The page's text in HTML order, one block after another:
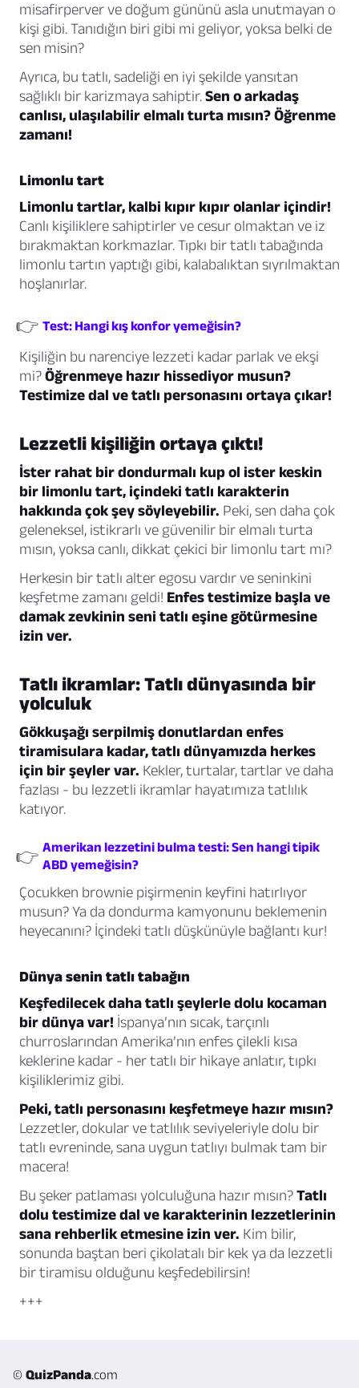
misafirperver ve doğum gününü asla unutmayan o
kişi gibi. Tanıdığın biri gibi mi geliyor, yoksa belki de
sen misin?
Ayrıca, bu tatlı, sadeliği en iyi şekilde yansıtan
sağlıklı bir karizmaya sahiptir.Sen o arkadaş
canlısı, ulaşılabilir elmalı turta mısın? Öğrenme
zamanı!
Limonlu tart
Limonlu tartlar, kalbi kıpır kıpır olanlar içindir!
Canlı kişiliklere sahiptirler ve cesur olmaktan ve iz
bırakmaktan korkmazlar. Tıpkı bir tatlı tabağında
limonlu tartın yaptığı gibi, kalabalıktan sıyrılmaktan
hoşlanırlar.
👉 Test: Hangi kış konfor yemeğisin?
Kişiliğin bu narenciye lezzeti kadar parlak ve ekşi
mi?Öğrenmeye hazır hissediyor musun?
Testimize dal ve tatlı personasını ortaya çıkar!
Lezzetli kişiliğin ortaya çıktı!
İster rahat bir dondurmalı kup ol ister keskin
bir limonlu tart, içindeki tatlı karakterin
hakkında çok şey söyleyebilir. Peki, sen daha çok
geleneksel, istikrarlı ve güvenilir bir elmalı turta
mısın, yoksa canlı, dikkat çekici bir limonlu tart mı?
Herkesin bir tatlı alter egosu vardır ve seninkini
keşfetme zamanı geldi! Enfes testimize başla ve
damak zevkinin seni tatlı eşine götürmesine
izin ver.
Tatlı ikramlar: Tatlı dünyasında bir
yolculuk
Gökkuşağı serpilmiş donutlardan enfes
tiramisulara kadar, tatlı dünyamızda herkes
için bir şeyler var. Kekler, turtalar, tartlar ve daha
fazlası - bu lezzetli ikramlar hayatımıza tatlılık
katıyor.
👉 Amerikan lezzetini bulma testi: Sen hangi tipik
ABD yemeğisin?
Çocukken brownie pişirmenin keyfini hatırlıyor
musun? Ya da dondurma kamyonunu beklemenin
heyecanını? İçindeki tatlı düşkünüyle bağlantı kur!
Dünya senin tatlı tabağın
Keşfedilecek daha tatlı şeylerle dolu kocaman
bir dünya var! İspanya’nın sıcak, tarçınlı
churroslarından Amerika’nın enfes çilekli kısa
keklerine kadar - her tatlı bir hikaye anlatır, tıpkı
kişiliklerimiz gibi.
Peki, tatlı personasını keşfetmeye hazır mısın?
Lezzetler, dokular ve tatlılık seviyeleriyle dolu bir
tatlı evreninde, sana uygun tatlıyı bulmak tam bir
macera!
Bu şeker patlaması yolculuğuna hazır mısın?Tatlı
dolu testimize dal ve karakterinin lezzetlerinin
sana rehberlik etmesine izin ver. Kim bilir,
sonunda baştan beri çikolatalı bir kek ya da lezzetli
bir tiramisu olduğunu keşfedebilirsin!
+++
© QuizPanda.com